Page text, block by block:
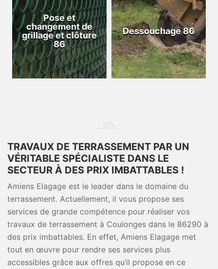
Pose et
changement de
grillage et clôture
86
Dessouchage 86
TRAVAUX DE TERRASSEMENT PAR UN
VÉRITABLE SPÉCIALISTE DANS LE
SECTEUR À DES PRIX IMBATTABLES !
Amiens Elagage est le leader dans le domaine du
terrassement. Actuellement, il vous propose ses
services de grande compétence pour réaliser vos
travaux de terrassement à Coulonges dans le 86290 à
des prix imbattables. En effet, Amiens Elagage met
tout en œuvre pour rendre ses services plus
accessibles grâce aux offres qu’il propose en ce